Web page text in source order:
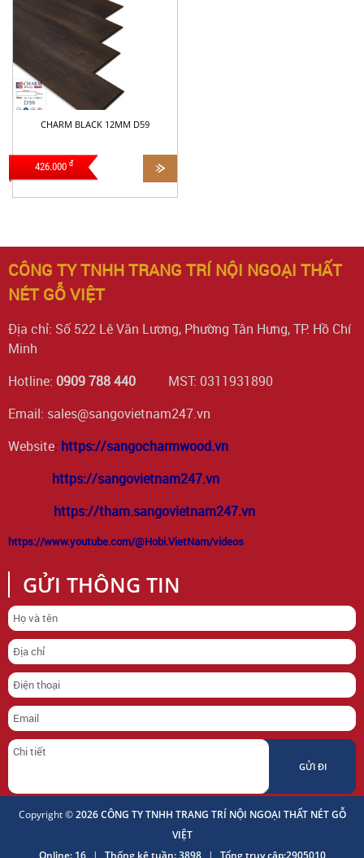
CHARM BLACK 12MM D59
426.000 đ
CÔNG TY TNHH TRANG TRÍ NỘI NGOẠI THẤT
NÉT GỖ VIỆT
Địa chỉ: Số 522 Lê Văn Lương, Phường Tân Hưng, TP. Hồ Chí
Minh
Hotline: 0909 788 440 MST: 0311931890
Email: sales@sangovietnam247.vn
Website: https://sangocharmwood.vn
https://sangovietnam247.vn
https://tham.sangovietnam247.vn
https://www.youtube.com/@Hobi.VietNam/videos
GỬI THÔNG TIN
Copyright ©2026 CÔNG TY TNHH TRANG TRÍ NỘI NGOẠI THẤT NÉT GỖ
VIỆT
Online: 16
| Thống kê tuần: 3898 | Tổng truy cập:2905010